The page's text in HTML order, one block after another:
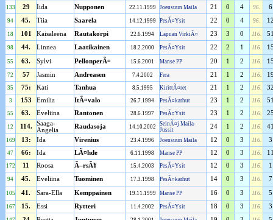
133 29 Iida Nupponen 22.11.1999 Joensuun Maila 21 0 4 96. 6
94 45. Tiia Saarela 14.12.1999 PesÃ¤Ysit 22 0 4 96.
18 101 Kaisaleena Rautakorpi 22.6.1994 Lapuan VirkiÃ¤ 23 3 0 116.
98 44. Linnea Laatikainen 18.2.2000 PesÃ¤Ysit 22 2 1 116.
55 63. Sylvi PellonperÃ¤ 15.6.2001 Manse PP 20 1 2 116.
72 57 Jasmin Andreasen 7.4.2002 Fera 21 1 2 116.
35 75: Kati Tanhua 8.5.1995 KirittÃ¤ret 21 1 2 116.
3 153 Emilia ItÃ¤valo 26.7.1994 PesÃ¤karhut 23 1 2 116.
55 63. Eveliina Rantonen 28.6.1997 PesÃ¤Ysit 23 1 2 116.
12 114.
Saaga-
Angelia
Raudasoja 14.10.2002
SeinÃ¤j Maila-
Jussit
24 1 2 116.
169 13: Ida Virenius 23.4.1996 Joensuun Maila 12 0 3 116. 3
47 66: Ida LÃ¤hde 6.11.1998 Manse PP 12 0 3 116.
172 11 Roosa Ã–rsÃ¥ 15.4.2003 PesÃ¤Ysit 12 0 3 116. 1
94 45. Eveliina Tuominen 17.3.1998 PesÃ¤karhut 14 0 3 116. 7
105 41. Sara-Ella Kemppainen 19.11.1999 Manse PP 16 0 3 116. 5
167 15. Essi Rytteri 11.4.2002 PesÃ¤Ysit 18 0 3 116. 3